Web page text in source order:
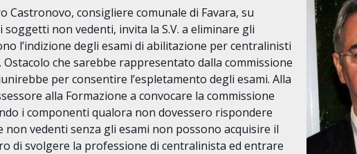
Castronovo, consigliere comunale di Favara, su
soggetti non vedenti, invita la S.V. a eliminare gli
l’indizione degli esami di abilitazione per centralinisti
che sarebbe rappresentato dalla commissione
per consentire l’espletamento degli esami. Alla
alla Formazione a convocare la commissione
i componenti qualora non dovessero rispondere
non vedenti senza gli esami non possono acquisire il
di svolgere la professione di centralinista ed entrare